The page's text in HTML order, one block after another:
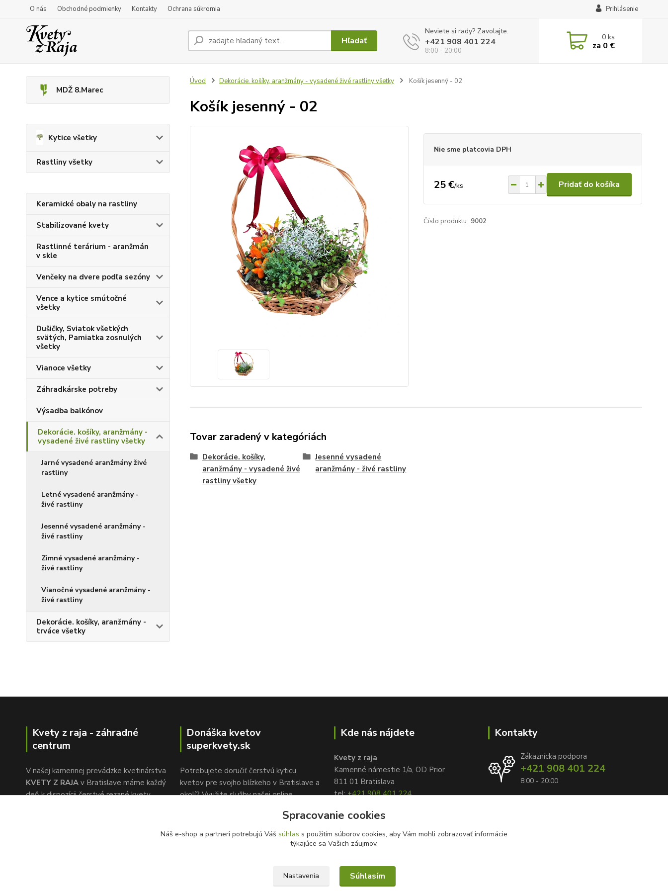
O nás Obchodné podmienky Kontakty Ochrana súkromia Prihlásenie
Hľadať
Neviete si rady? Zavolajte.
+421 908 401 224
8:00 - 20:00
0ks
za 0 €
MDŽ 8.Marec
Kytice všetky
Rastliny všetky
Keramické obaly na rastliny
Stabilizované kvety
Rastlinné terárium - aranžmán
v skle
Venčeky na dvere podľa sezóny
Vence a kytice smútočné
všetky
Dušičky, Sviatok všetkých
svätých, Pamiatka zosnulých
všetky
Vianoce všetky
Záhradkárske potreby
Výsadba balkónov
Dekorácie. košíky, aranžmány -
vysadené živé rastliny všetky
Jarné vysadené aranžmány živé
rastliny
Letné vysadené aranžmány -
živé rastliny
Jesenné vysadené aranžmány -
živé rastliny
Zimné vysadené aranžmány -
živé rastliny
Vianočné vysadené aranžmány -
živé rastliny
Dekorácie. košíky, aranžmány -
trváce všetky
Úvod Dekorácie. košíky, aranžmány - vysadené živé rastliny všetky Košík jesenný - 02
Košík jesenný - 02
Nie sme platcovia DPH
25 €/ks Pridať do košíka
Číslo produktu: 9002
Tovar zaradený v kategóriách
Dekorácie. košíky,
aranžmány - vysadené živé
rastliny všetky
Jesenné vysadené
aranžmány - živé rastliny
Kvety z raja - záhradné
centrum
V našej kamennej prevádzke kvetinárstva
KVETY Z RAJA v Bratislave máme každý
deň k dispozícii čerstvé rezané kvety,
rýchlemu servisu je to, čo nás oddeľuje od
Donáška kvetov
superkvety.sk
Potrebujete doručiť čerstvú kyticu
kvetov pre svojho blízkeho v Bratislave a
okolí? Využite služby našej online
www.superkvety.sk, www.kvetyzraja.sk
Kde nás nájdete
Kvety z raja
Kamenné námestie 1/a, OD Prior
811 01 Bratislava
tel:+421 908 401 224
Kontakty
Zákaznícka podpora
+421 908 401 224
8:00 - 20:00
Spracovanie cookies
Náš e-shop a partneri potrebujú Váš súhlas s použitím súborov cookies, aby Vám mohli zobrazovať informácie
týkajúce sa Vašich záujmov.
Nastavenia Súhlasím